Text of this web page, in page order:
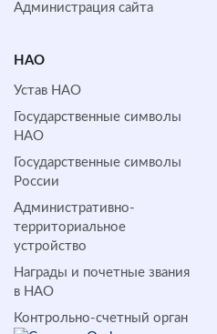
Администрация сайта
НАО
Устав НАО
Государственные символы
НАО
Государственные символы
России
Административно-
территориальное
устройство
Награды и почетные звания
в НАО
Контрольно-счетный орган